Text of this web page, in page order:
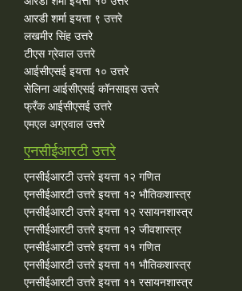
आरडी शर्मा इयत्ता ९ उत्तरे
लखमीर सिंह उत्तरे
टीएस ग्रेवाल उत्तरे
आईसीएसई इयत्ता १० उत्तरे
सेलिना आईसीएसई कॉनसाइस उत्तरे
फ्रँक आईसीएसई उत्तरे
एमएल अग्रवाल उत्तरे
एनसीईआरटी उत्तरे
एनसीईआरटी उत्तरे इयत्ता १२ गणित
एनसीईआरटी उत्तरे इयत्ता १२ भौतिकशास्त्र
एनसीईआरटी उत्तरे इयत्ता १२ रसायनशास्त्र
एनसीईआरटी उत्तरे इयत्ता १२ जीवशास्त्र
एनसीईआरटी उत्तरे इयत्ता ११ गणित
एनसीईआरटी उत्तरे इयत्ता ११ भौतिकशास्त्र
एनसीईआरटी उत्तरे इयत्ता ११ रसायनशास्त्र